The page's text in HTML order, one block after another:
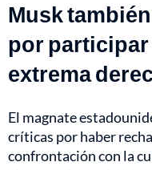
Musk
por participar
extrema
El magnate
críticas por haber
confrontación con la